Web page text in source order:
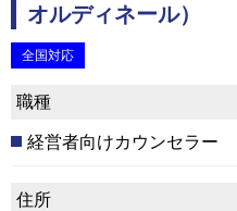
オルディネール）
全国対応
職種
経営者向けカウンセラー
住所